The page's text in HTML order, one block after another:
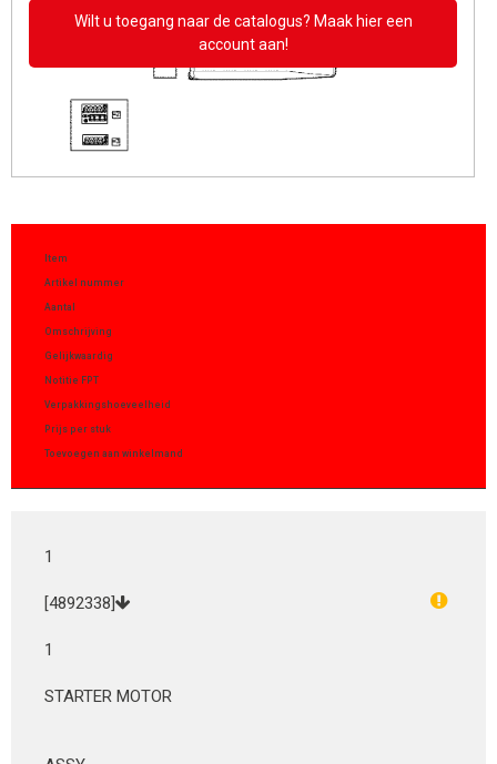
Wilt u toegang naar de catalogus? Maak hier een
account aan!
Item
Artikel nummer
Aantal
Omschrijving
Gelijkwaardig
Notitie FPT
Verpakkingshoeveelheid
Prijs per stuk
Toevoegen aan winkelmand
1
[4892338]
1
STARTER MOTOR